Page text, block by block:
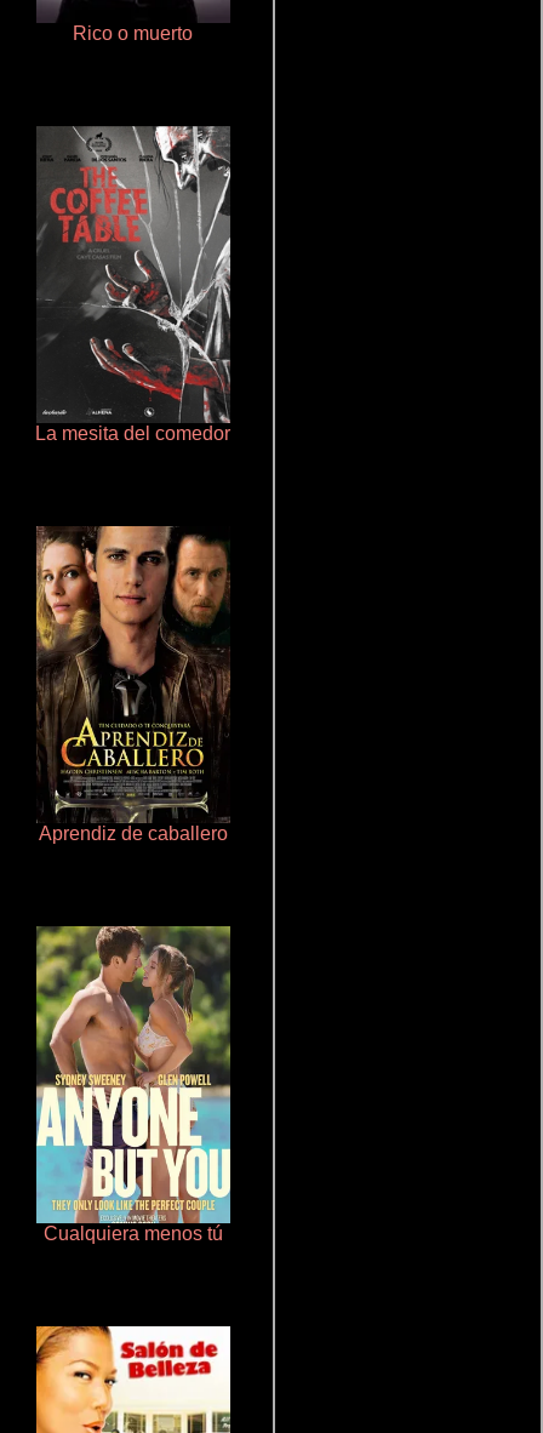
Rico o muerto
La mesita del comedor
Aprendiz de caballero
Cualquiera menos tú